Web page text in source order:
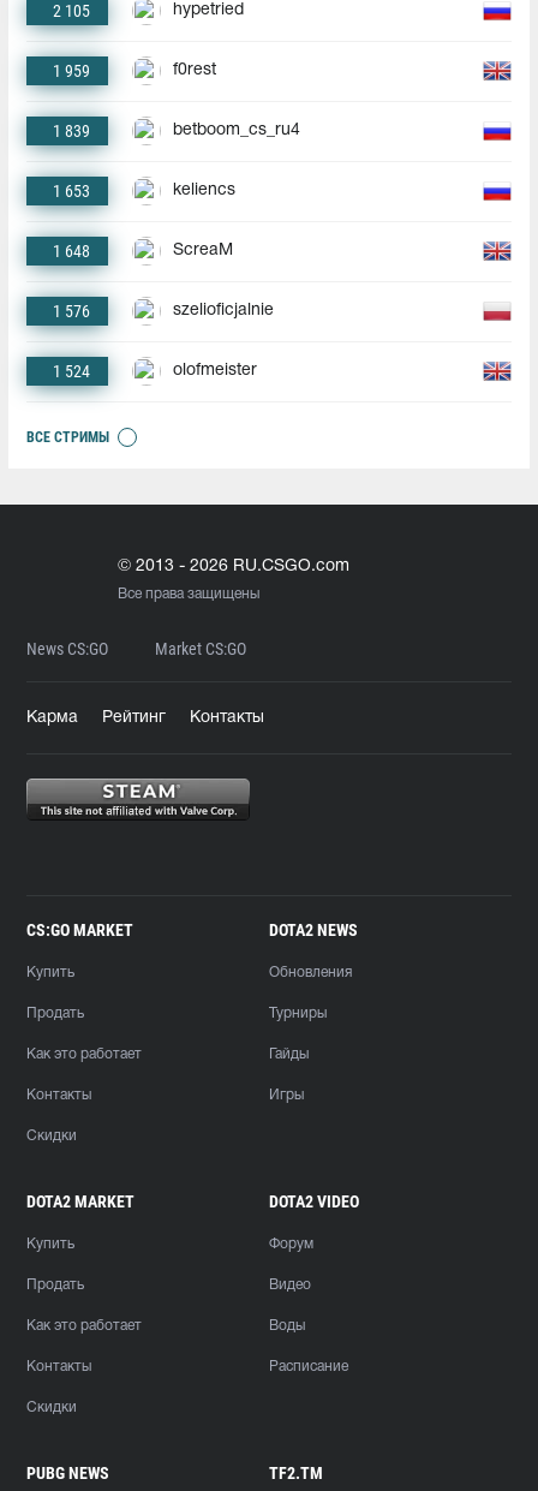
2 105 hypetried
1 959 f0rest
1 839 betboom_cs_ru4
1 653 keliencs
1 648 ScreaM
1 576 szelioficjalnie
1 524 olofmeister
ВСЕ СТРИМЫ
© 2013 - 2026 RU.CSGO.com
Все права защищены
News CS:GO Market CS:GO
Карма Рейтинг Контакты
CS:GO MARKET
Купить
Продать
Как это работает
Контакты
Скидки
DOTA2 NEWS
Обновления
Турниры
Гайды
Игры
DOTA2 MARKET
Купить
Продать
Как это работает
Контакты
Скидки
DOTA2 VIDEO
Форум
Видео
Воды
Расписание
PUBG NEWS TF2.TM